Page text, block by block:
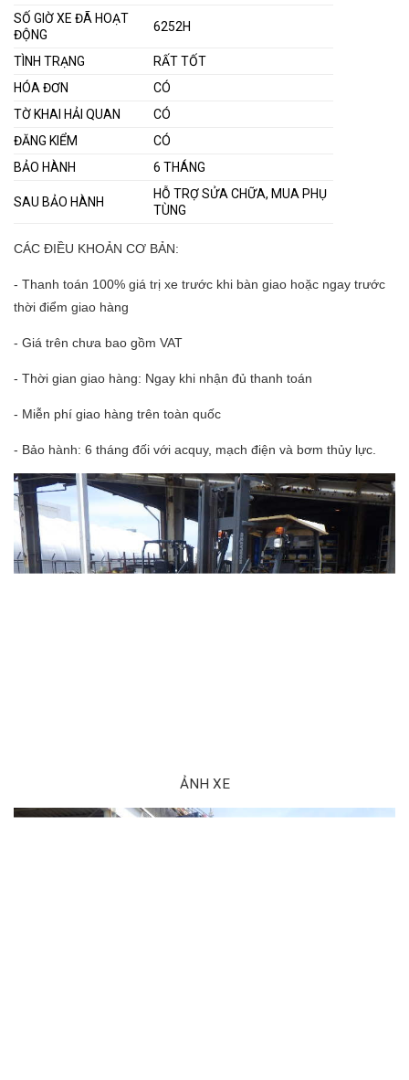
SỐ GIỜ XE ĐÃ HOẠT
ĐỘNG
6252H
TÌNH TRẠNG
RẤT TỐT
HÓA ĐƠN
CÓ
TỜ KHAI HẢI QUAN
CÓ
ĐĂNG KIỂM
CÓ
BẢO HÀNH
6 THÁNG
SAU BẢO HÀNH
HỖ TRỢ SỬA CHỮA, MUA PHỤ
TÙNG
CÁC ĐIỀU KHOẢN CƠ BẢN:
- Thanh toán 100% giá trị xe trước khi bàn giao hoặc ngay trước
thời điểm giao hàng
- Giá trên chưa bao gồm VAT
- Thời gian giao hàng: Ngay khi nhận đủ thanh toán
- Miễn phí giao hàng trên toàn quốc
- Bảo hành: 6 tháng đối với acquy, mạch điện và bơm thủy lực.
ẢNH XE